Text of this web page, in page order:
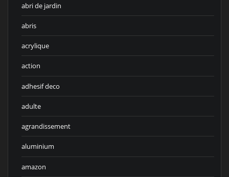
abri de jardin
abris
acrylique
action
adhesif deco
adulte
agrandissement
aluminium
amazon